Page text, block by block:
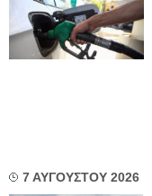
7 ΑΥΓΟΥΣΤΟΥ 2026